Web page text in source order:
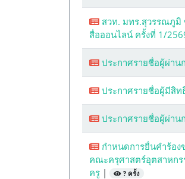
สวท. มทร.สุวรรณภูมิ
สื่อออนไลน์ ครั้งที่ 1/
ประกาศรายชื่อผู้ผ่าน
ประกาศรายชื่อผู้มีสิ
ประกาศรายชื่อผู้ผ่าน
กำหนดการยื่นคำร้อ
คณะครุศาสตร์อุตสาหก
ครู | ? ครั้ง